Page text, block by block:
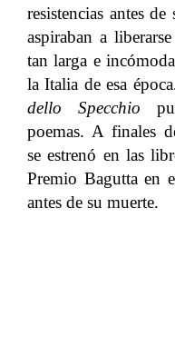
resistencias antes
aspiraban a
tan larga e
la Italia de esa
dello Specchio
poemas. A finales
se estrenó en las
Premio Bagutta en
antes de su muerte.